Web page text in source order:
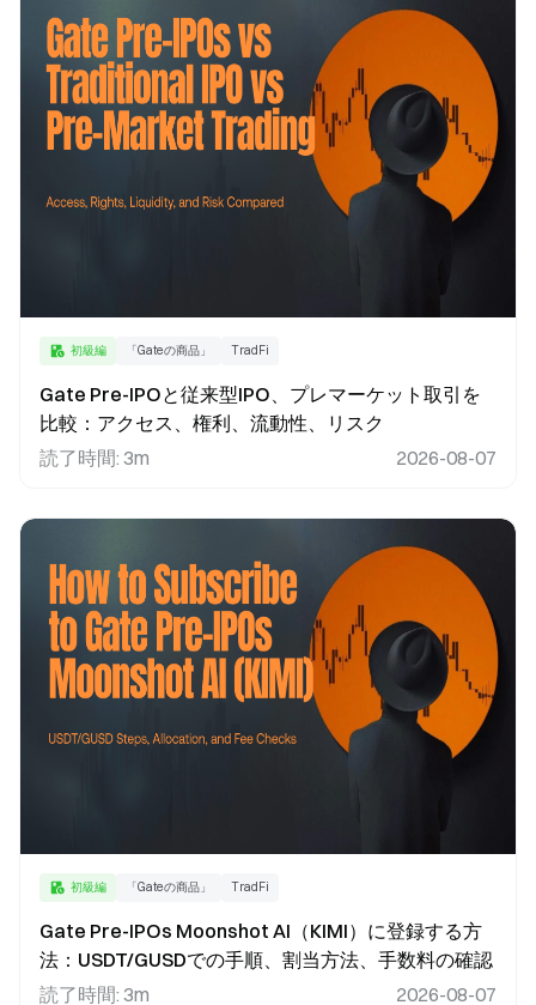
初級編 「Gateの商品」 TradFi
Gate Pre-IPOと従来型IPO、プレマーケット取引を
比較：アクセス、権利、流動性、リスク
読了時間: 3m 2026-08-07
初級編 「Gateの商品」 TradFi
Gate Pre-IPOs Moonshot AI（KIMI）に登録する方
法：USDT/GUSDでの手順、割当方法、手数料の確認
読了時間: 3m 2026-08-07